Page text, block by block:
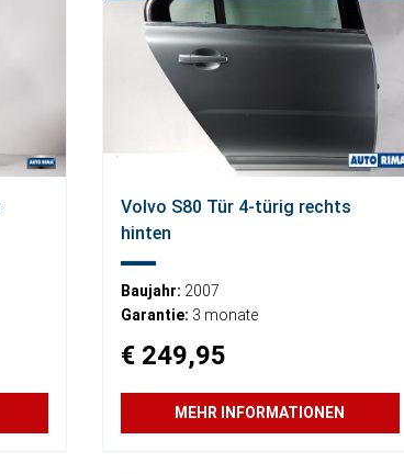
Volvo S80 Tür 4-türig rechts
hinten
Baujahr: 2007
Garantie: 3 monate
€ 249,95
MEHR INFORMATIONEN